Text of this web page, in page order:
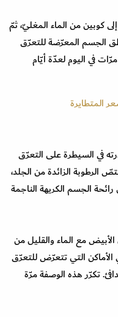
كوبين من الماء المغليّ، ثمّ
الجسم المعرّضة للتعرّق
أكثر من غيرها، يجب تكرار هذه العمليّة 3 مرّات في اليوم لعدّة أيّام
المتطايرة
في السيطرة على التعرّق
الرطوبة الزائدة من الجلد،
الجسم الكريهة الناجمة
مع الماء والقليل من
التي تتعرّض للتعرّق
تكرّر هذه الوصفة مرّة